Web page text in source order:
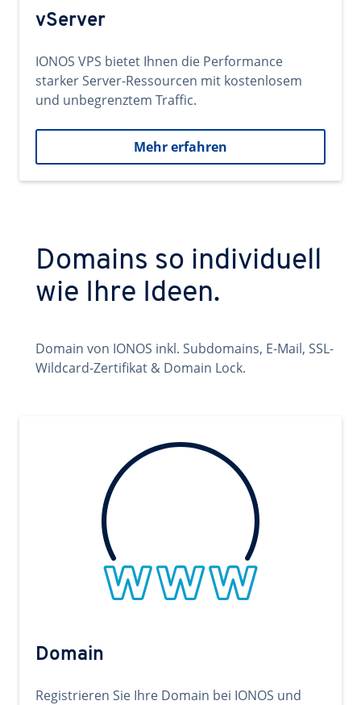
vServer
IONOS VPS bietet Ihnen die Performance
starker Server-Ressourcen mit kostenlosem
und unbegrenztem Traffic.
Mehr erfahren
Domains so individuell
wie Ihre Ideen.
Domain von IONOS inkl. Subdomains, E-Mail, SSL-
Wildcard-Zertifikat & Domain Lock.
Domain
Registrieren Sie Ihre Domain bei IONOS und